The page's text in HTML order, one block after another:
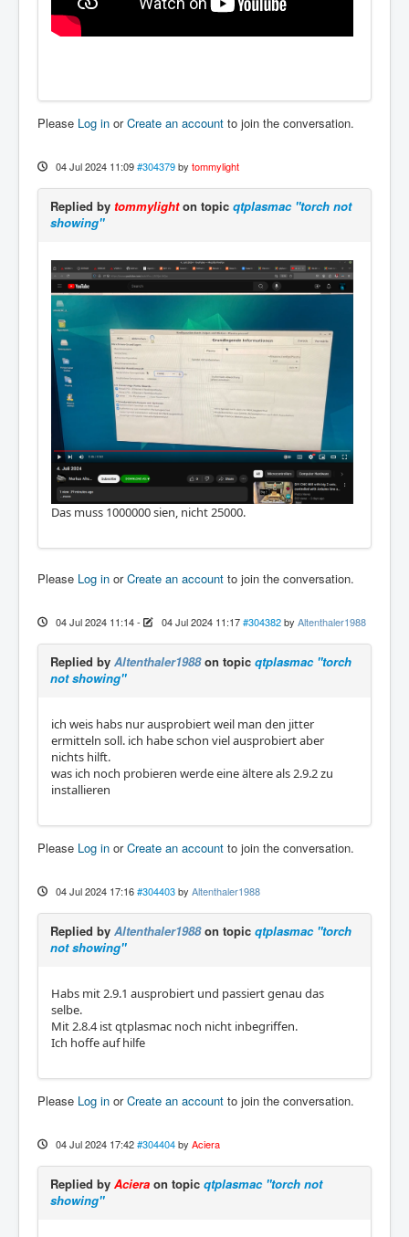
Please Log in orCreate an account to join the conversation.
04 Jul 2024 11:09 #304379 by tommylight
Replied by tommylighton topic qtplasmac "torch not
showing"
Das muss 1000000 sien, nicht 25000.
Please Log in orCreate an account to join the conversation.
04 Jul 2024 11:14- 04 Jul 2024 11:17 #304382 by Altenthaler1988
Replied by Altenthaler1988on topic qtplasmac "torch
not showing"
ich weis habs nur ausprobiert weil man den jitter
ermitteln soll. ich habe schon viel ausprobiert aber
nichts hilft.
was ich noch probieren werde eine ältere als 2.9.2 zu
installieren
Please Log in orCreate an account to join the conversation.
04 Jul 2024 17:16 #304403 by Altenthaler1988
Replied by Altenthaler1988on topic qtplasmac "torch
not showing"
Habs mit 2.9.1 ausprobiert und passiert genau das
selbe.
Mit 2.8.4 ist qtplasmac noch nicht inbegriffen.
Ich hoffe auf hilfe
Please Log in orCreate an account to join the conversation.
04 Jul 2024 17:42 #304404 by Aciera
Replied by Aciera on topic qtplasmac "torch not
showing"